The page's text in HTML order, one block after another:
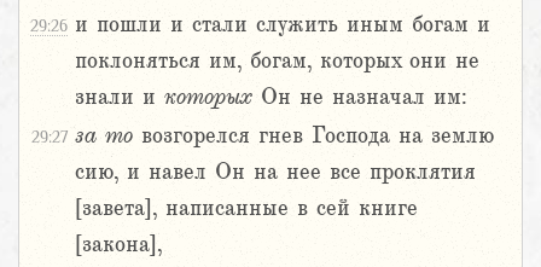
29:26 и пошли и стали служить иным богам и
поклоняться им, богам, которых они не
знали и которых Он не назначал им:
29:27 за то возгорелся гнев Господа на землю
сию, и навел Он на нее все проклятия
[завета], написанные в сей книге
[закона],